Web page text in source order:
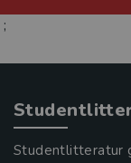
;
Studentlitteratur